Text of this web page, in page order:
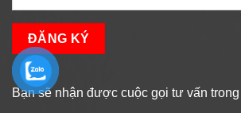
Bạn sẽ nhận được cuộc gọi tư vấn